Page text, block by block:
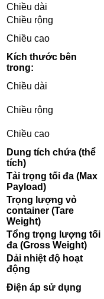
Chiều dài
Chiều rộng
Chiều cao
Kích thước bên
trong:
Chiều dài
Chiều rộng
Chiều cao
Dung tích chứa (thể
tích)
Tải trọng tối đa (Max
Payload)
Trọng lượng vỏ
container (Tare
Weight)
Tổng trọng lượng tối
đa (Gross Weight)
Dải nhiệt độ hoạt
động
Điện áp sử dụng